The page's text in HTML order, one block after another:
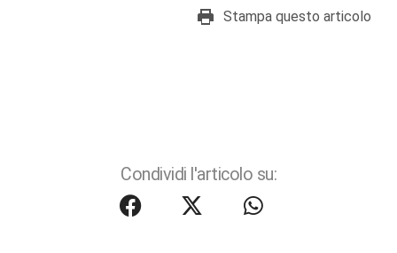
Stampa questo articolo
Condividi l'articolo su: